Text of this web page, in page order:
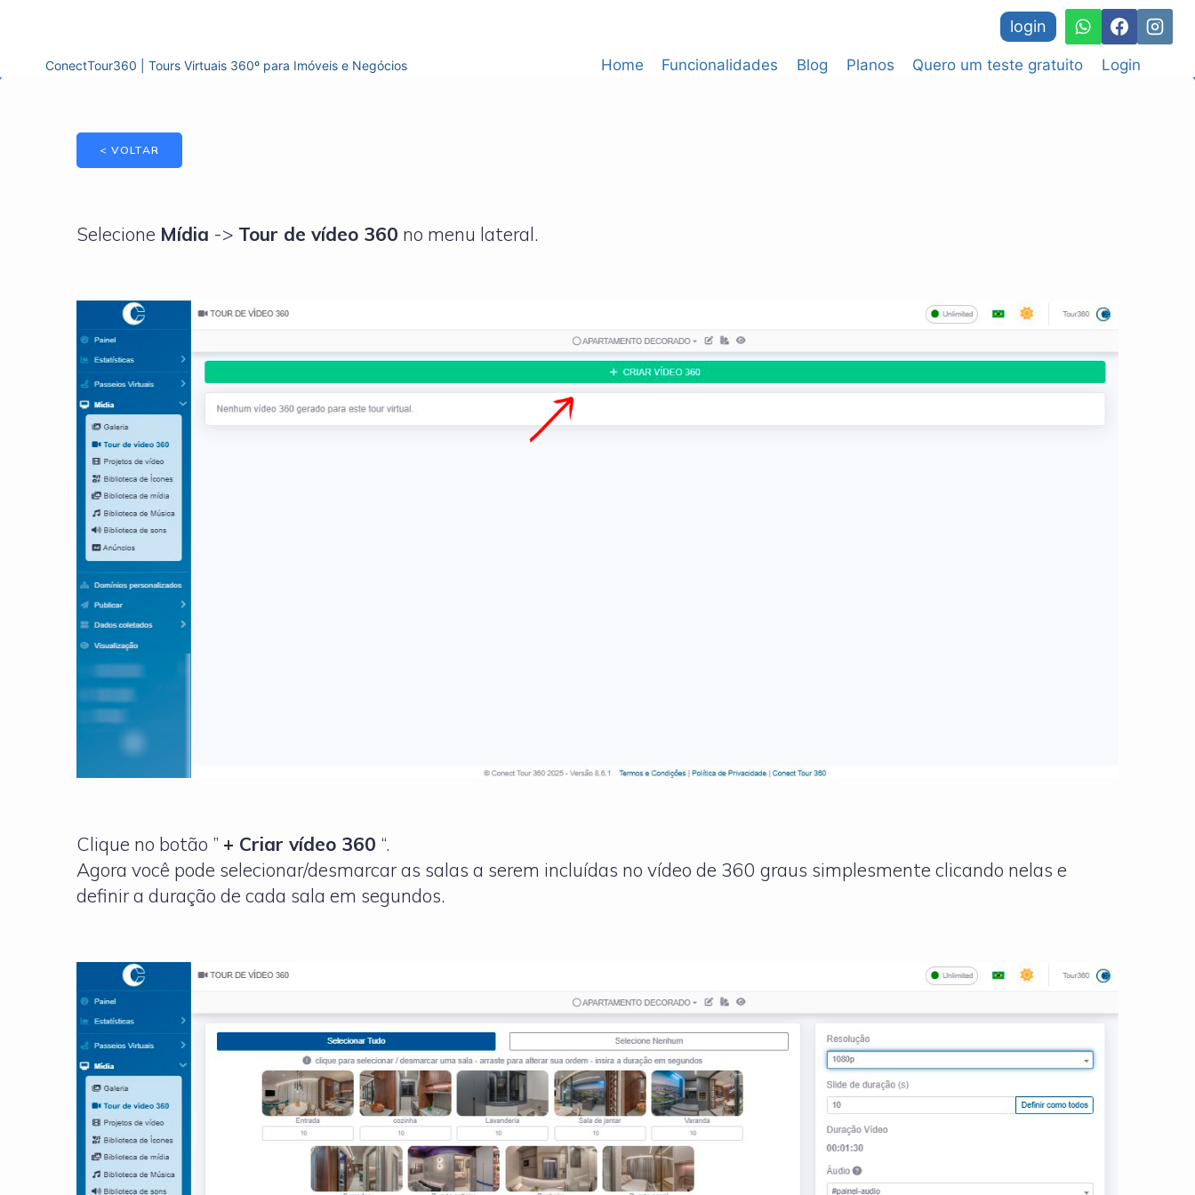
Conteúdo
login
ConectTour360 | Tours Virtuais 360º para Imóveis e Negócios Home Funcionalidades Blog Planos Quero um teste gratuito Login
< VOLTAR
Selecione Mídia -> Tour de vídeo 360 no menu lateral.
Clique no botão ” + Criar vídeo 360 “.
Agora você pode selecionar/desmarcar as salas a serem incluídas no vídeo de 360 ​​graus simplesmente clicando nelas e
definir a duração de cada sala em segundos.